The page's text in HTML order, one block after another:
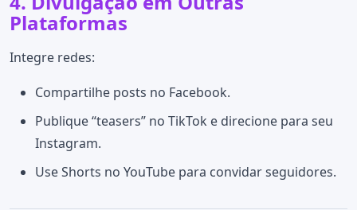
Plataformas
Integre redes:
Compartilhe posts no Facebook.
Publique “teasers” no TikTok e direcione para seu
Instagram.
Use Shorts no YouTube para convidar seguidores.